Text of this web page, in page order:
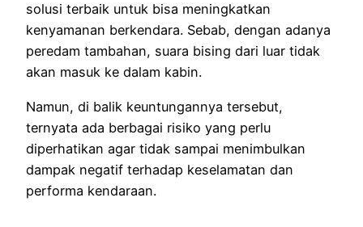
solusi terbaik untuk bisa meningkatkan
kenyamanan berkendara. Sebab, dengan adanya
peredam tambahan, suara bising dari luar tidak
akan masuk ke dalam kabin.
Namun, di balik keuntungannya tersebut,
ternyata ada berbagai risiko yang perlu
diperhatikan agar tidak sampai menimbulkan
dampak negatif terhadap keselamatan dan
performa kendaraan.